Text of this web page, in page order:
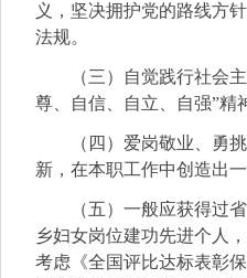
义，坚决拥护党的路线方
法规。
（三）自觉践行社会
尊、自信、自立、自强”精
（四）爱岗敬业、勇
新，在本职工作中创造出
（五）一般应获得过
乡妇女岗位建功先进个人
考虑《全国评比达标表彰